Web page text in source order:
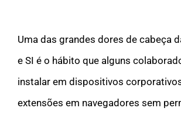
Uma das grandes dores de cabeça
e SI é o hábito que alguns
instalar em dispositivos
extensões em navegadores sem